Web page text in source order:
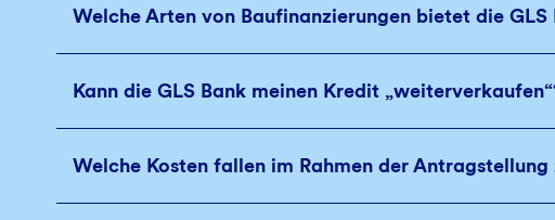
Welche Arten von Baufinanzierungen bietet die GLS
Kann die GLS Bank meinen Kredit
Welche Kosten fallen im Rahmen der